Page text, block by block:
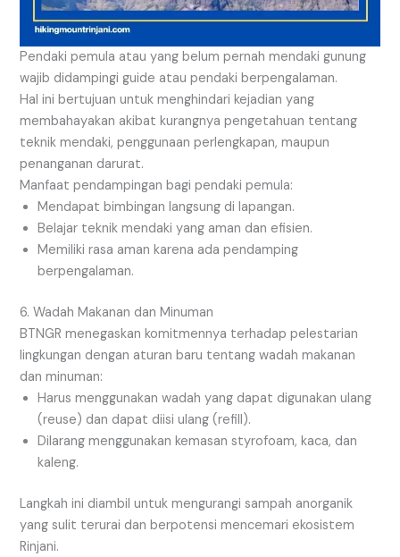
Pendaki pemula atau yang belum pernah mendaki gunung
wajib didampingi guide atau pendaki berpengalaman.
Hal ini bertujuan untuk menghindari kejadian yang
membahayakan akibat kurangnya pengetahuan tentang
teknik mendaki, penggunaan perlengkapan, maupun
penanganan darurat.
Manfaat pendampingan bagi pendaki pemula:
Mendapat bimbingan langsung di lapangan.
Belajar teknik mendaki yang aman dan efisien.
Memiliki rasa aman karena ada pendamping
berpengalaman.
6. Wadah Makanan dan Minuman
BTNGR menegaskan komitmennya terhadap pelestarian
lingkungan dengan aturan baru tentang wadah makanan
dan minuman:
Harus menggunakan wadah yang dapat digunakan ulang
(reuse) dan dapat diisi ulang (refill).
Dilarang menggunakan kemasan styrofoam, kaca, dan
kaleng.
Langkah ini diambil untuk mengurangi sampah anorganik
yang sulit terurai dan berpotensi mencemari ekosistem
Rinjani.